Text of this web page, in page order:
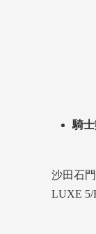
騎
沙田石
LUXE 5/